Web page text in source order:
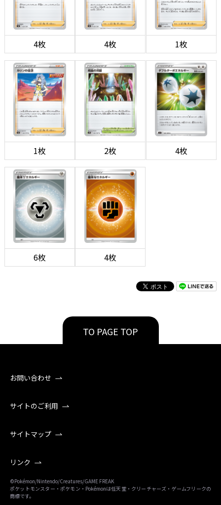
4枚 4枚 1枚
1枚 2枚 4枚
6枚 4枚
TO PAGE TOP
お問い合わせ
サイトのご利用
サイトマップ
リンク
©Pokémon/Nintendo/Creatures/GAME FREAK
ポケットモンスター・ポケモン・Pokémonは任天堂・クリーチャーズ・ゲームフリークの
商標です。